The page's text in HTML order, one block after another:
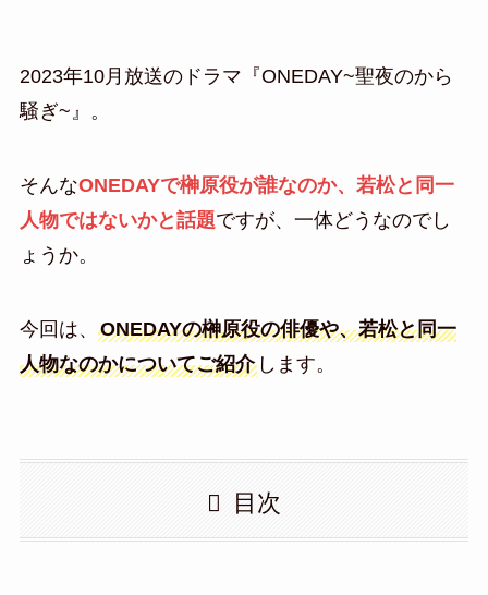
2023年10月放送のドラマ『ONEDAY~聖夜のから
騒ぎ~』。
そんなONEDAYで榊原役が誰なのか、若松と同一
人物ではないかと話題ですが、一体どうなのでし
ょうか。
今回は、 ONEDAYの榊原役の俳優や、若松と同一
人物なのかについてご紹介します。
目次